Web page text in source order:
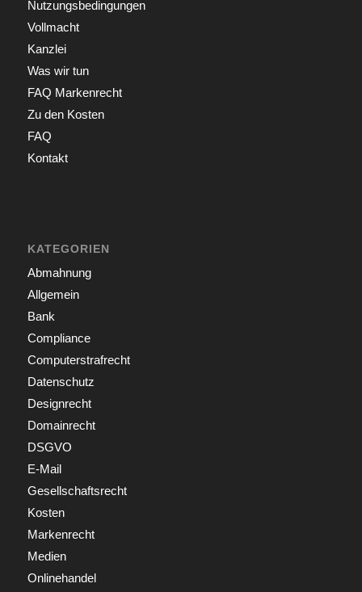
Nutzungsbedingungen
Vollmacht
Kanzlei
Was wir tun
FAQ Markenrecht
Zu den Kosten
FAQ
Kontakt
KATEGORIEN
Abmahnung
Allgemein
Bank
Compliance
Computerstrafrecht
Datenschutz
Designrecht
Domainrecht
DSGVO
E-Mail
Gesellschaftsrecht
Kosten
Markenrecht
Medien
Onlinehandel